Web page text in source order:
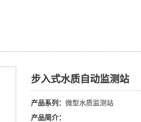
步入式水质自动监测站
产品系列： 微型水质监测站
产品简介：